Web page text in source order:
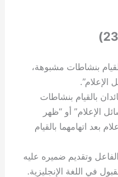
بنشاطات مشبوهة،
الإعلام”.
بالقيام بنشاطات
الإعلام” أو “ظهر
بعد اتهامهما بالقيام
الفاعل وتقديم ضميره عليه
في اللغة الإنجليزية.